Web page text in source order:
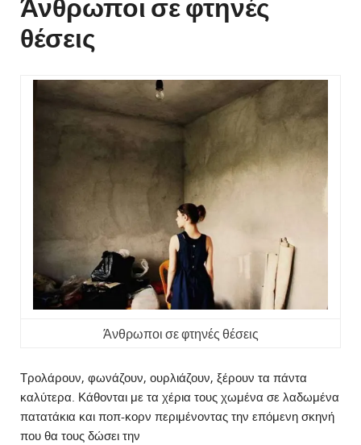
Άνθρωποι σε φτηνές
θέσεις
Άνθρωποι σε φτηνές θέσεις
Τρολάρουν, φωνάζουν, ουρλιάζουν, ξέρουν τα πάντα
καλύτερα. Κάθονται με τα χέρια τους χωμένα σε λαδωμένα
πατατάκια και ποπ-κορν περιμένοντας την επόμενη σκηνή
που θα τους δώσει την